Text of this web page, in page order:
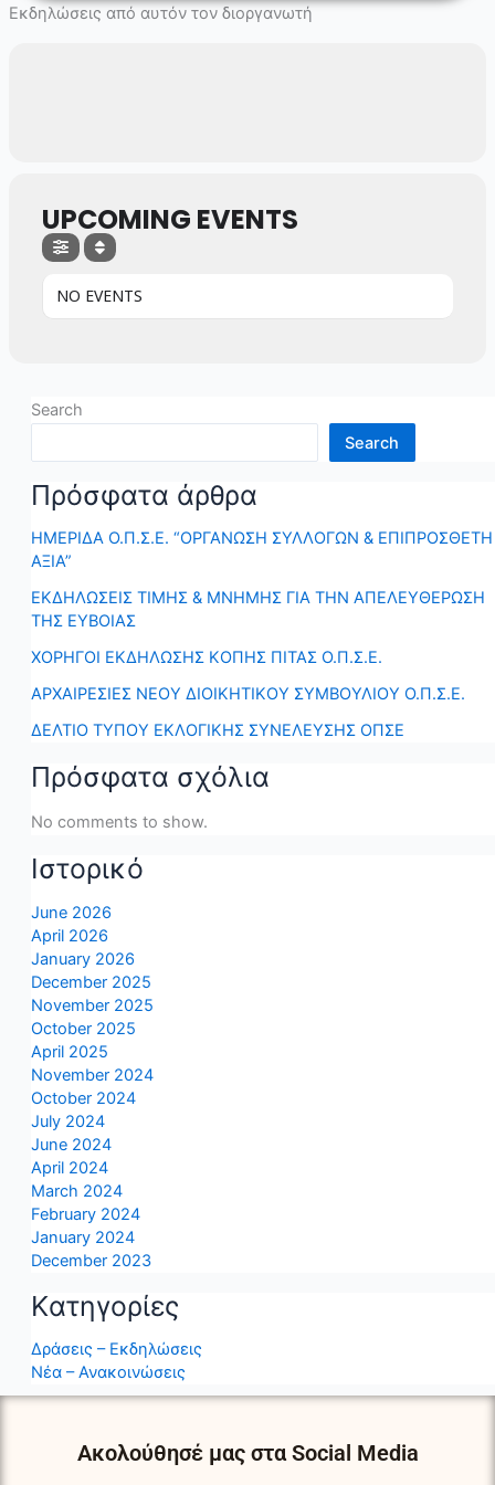
Skip
Εκδηλώσεις από αυτόν τον διοργανωτή
UPCOMING EVENTS
NO EVENTS
Search
Search
Πρόσφατα άρθρα
ΗΜΕΡΙΔΑ Ο.Π.Σ.Ε. “ΟΡΓΑΝΩΣΗ ΣΥΛΛΟΓΩΝ & ΕΠΙΠΡΟΣΘΕΤΗ
ΑΞΙΑ”
ΕΚΔΗΛΩΣΕΙΣ ΤΙΜΗΣ & ΜΝΗΜΗΣ ΓΙΑ ΤΗΝ ΑΠΕΛΕΥΘΕΡΩΣΗ
ΤΗΣ ΕΥΒΟΙΑΣ
ΧΟΡΗΓΟΙ ΕΚΔΗΛΩΣΗΣ ΚΟΠΗΣ ΠΙΤΑΣ Ο.Π.Σ.Ε.
ΑΡΧΑΙΡΕΣΙΕΣ ΝΕΟΥ ΔΙΟΙΚΗΤΙΚΟΥ ΣΥΜΒΟΥΛΙΟΥ Ο.Π.Σ.Ε.
ΔΕΛΤΙΟ ΤΥΠΟΥ ΕΚΛΟΓΙΚΗΣ ΣΥΝΕΛΕΥΣΗΣ ΟΠΣΕ
Πρόσφατα σχόλια
No comments to show.
Ιστορικό
June 2026
April 2026
January 2026
December 2025
November 2025
October 2025
April 2025
November 2024
October 2024
July 2024
June 2024
April 2024
March 2024
February 2024
January 2024
December 2023
Kατηγορίες
Δράσεις – Εκδηλώσεις
Νέα – Ανακοινώσεις
Ακολούθησέ μας στα Social Media